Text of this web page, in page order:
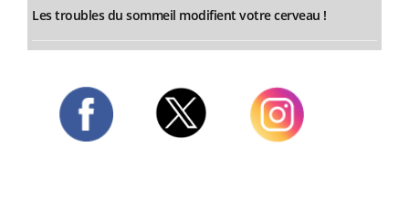
Les troubles du sommeil modifient votre cerveau !